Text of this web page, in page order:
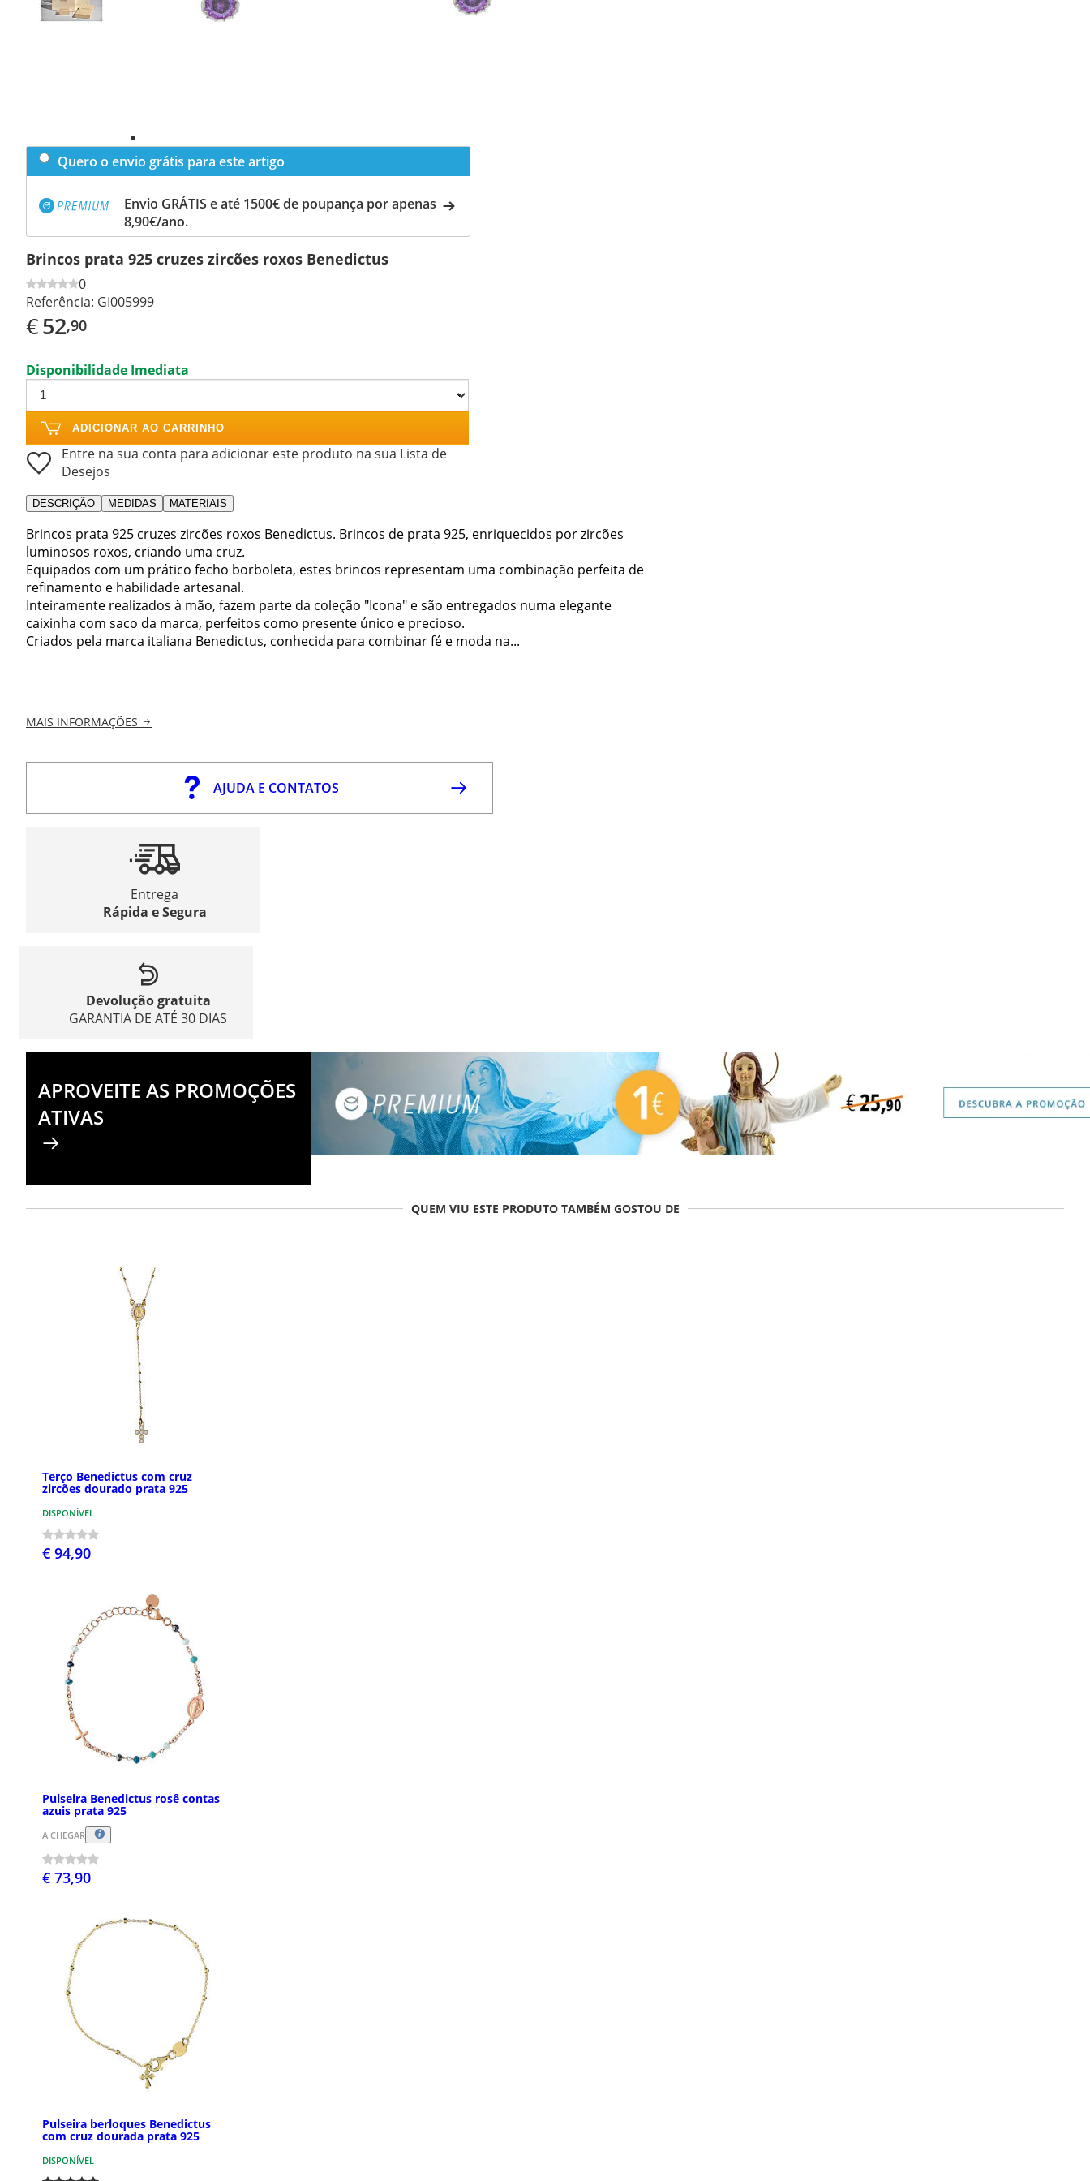
Quero o envio grátis para este artigo
Envio GRÁTIS e até 1500€ de poupança por apenas
8,90€/ano.
Brincos prata 925 cruzes zircões roxos Benedictus
0
Referência: GI005999
€52,90
Disponibilidade Imediata
ADICIONAR AO CARRINHO
Entre na sua conta para adicionar este produto na sua Lista de
Desejos
DESCRIÇÃO MEDIDAS MATERIAIS
Brincos prata 925 cruzes zircões roxos Benedictus. Brincos de prata 925, enriquecidos por zircões
luminosos roxos, criando uma cruz.
Equipados com um prático fecho borboleta, estes brincos representam uma combinação perfeita de
refinamento e habilidade artesanal.
Inteiramente realizados à mão, fazem parte da coleção "Icona" e são entregados numa elegante
caixinha com saco da marca, perfeitos como presente único e precioso.
Criados pela marca italiana Benedictus, conhecida para combinar fé e moda na...
MAIS INFORMAÇÕES
AJUDA E CONTATOS
Entrega
Rápida e Segura
Devolução gratuita
GARANTIA DE ATÉ 30 DIAS
APROVEITE AS PROMOÇÕES
ATIVAS
QUEM VIU ESTE PRODUTO TAMBÉM GOSTOU DE
Terço Benedictus com cruz
zircões dourado prata 925
DISPONÍVEL
€ 94,90
Pulseira Benedictus rosê contas
azuis prata 925
A CHEGAR
€ 73,90
Pulseira berloques Benedictus
com cruz dourada prata 925
DISPONÍVEL